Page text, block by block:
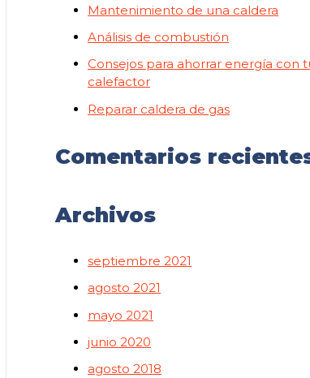
Mantenimiento de una caldera
Análisis de combustión
Consejos para ahorrar energía con
calefactor
Reparar caldera de gas
Comentarios
Archivos
septiembre 2021
agosto 2021
mayo 2021
junio 2020
agosto 2018